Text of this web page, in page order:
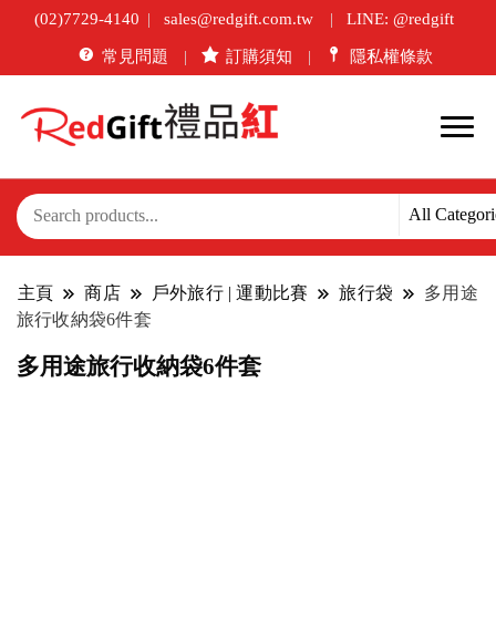
(02)7729-4140 sales@redgift.com.tw LINE: @redgift
常見問題 訂購須知 隱私權條款
主頁 商店 戶外旅行 | 運動比賽 旅行袋
多用途
旅行收納袋6件套
多用途旅行收納袋6件套